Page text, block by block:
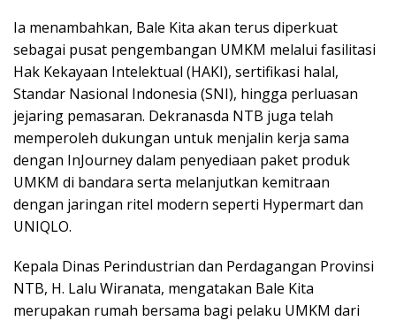
Ia menambahkan, Bale Kita akan terus diperkuat
sebagai pusat pengembangan UMKM melalui fasilitasi
Hak Kekayaan Intelektual (HAKI), sertifikasi halal,
Standar Nasional Indonesia (SNI), hingga perluasan
jejaring pemasaran. Dekranasda NTB juga telah
memperoleh dukungan untuk menjalin kerja sama
dengan InJourney dalam penyediaan paket produk
UMKM di bandara serta melanjutkan kemitraan
dengan jaringan ritel modern seperti Hypermart dan
UNIQLO.
Kepala Dinas Perindustrian dan Perdagangan Provinsi
NTB, H. Lalu Wiranata, mengatakan Bale Kita
merupakan rumah bersama bagi pelaku UMKM dari